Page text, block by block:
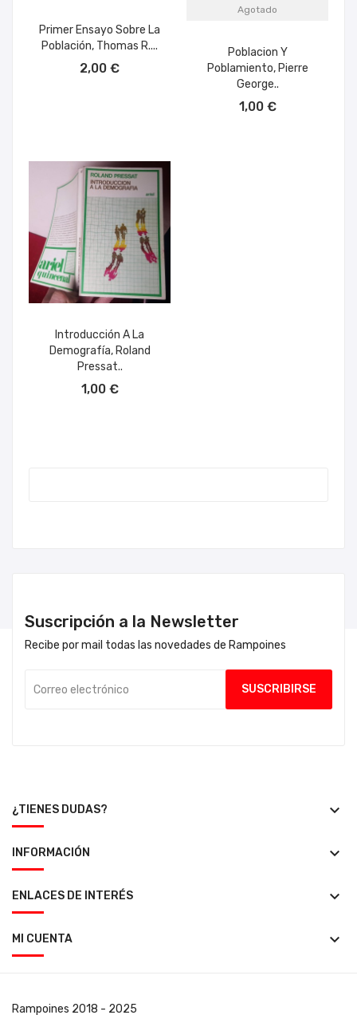
Primer Ensayo Sobre La
Población, Thomas R....
2,00 €
Agotado
Poblacion Y
Poblamiento, Pierre
George..
1,00 €
Introducción A La
Demografía, Roland
Pressat..
1,00 €
Suscripción a la Newsletter
Recibe por mail todas las novedades de Rampoines
¿TIENES DUDAS? keyboard_arrow_down
INFORMACIÓN keyboard_arrow_down
ENLACES DE INTERÉS keyboard_arrow_down
MI CUENTA keyboard_arrow_down
Rampoines 2018 - 2025